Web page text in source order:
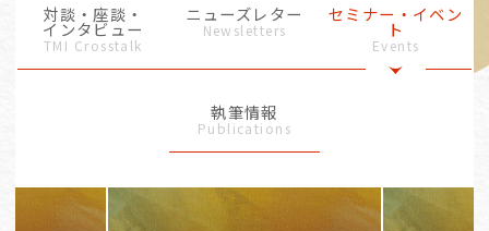
対談・座談・
インタビュー
TMI Crosstalk
ニューズレター
Newsletters
セミナー・イベン
ト
Events
執筆情報
Publications